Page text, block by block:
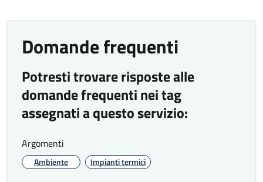
Domande frequenti
Potresti trovare risposte alle
domande frequenti nei tag
assegnati a questo servizio:
Argomenti
Ambiente Impianti termici